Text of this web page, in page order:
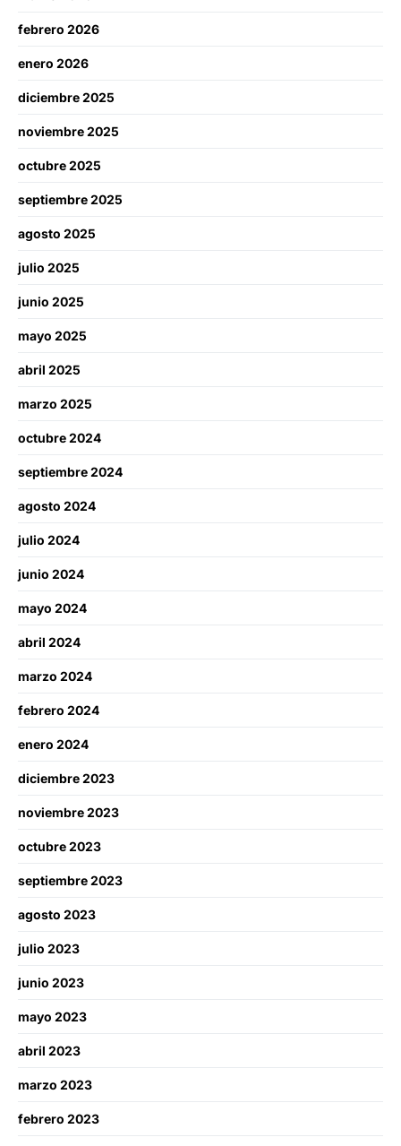
febrero 2026
enero 2026
diciembre 2025
noviembre 2025
octubre 2025
septiembre 2025
agosto 2025
julio 2025
junio 2025
mayo 2025
abril 2025
marzo 2025
octubre 2024
septiembre 2024
agosto 2024
julio 2024
junio 2024
mayo 2024
abril 2024
marzo 2024
febrero 2024
enero 2024
diciembre 2023
noviembre 2023
octubre 2023
septiembre 2023
agosto 2023
julio 2023
junio 2023
mayo 2023
abril 2023
marzo 2023
febrero 2023